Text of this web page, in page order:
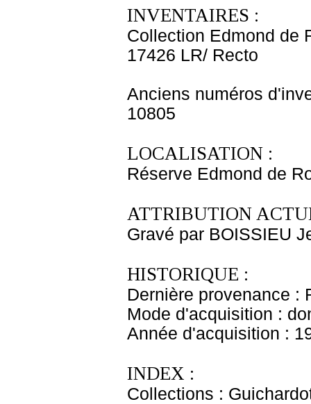
INVENTAIRES :
Collection Edmond de
17426 LR/ Recto
Anciens numéros
10805
LOCALISATION :
Réserve Edmond de
ATTRIBUTION
Gravé par BOISSIEU
HISTORIQUE :
Dernière provenance :
Mode d'acquisition :
Année d'acquisition :
INDEX :
Collections :